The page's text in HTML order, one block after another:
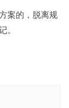
案的，脱离规
。